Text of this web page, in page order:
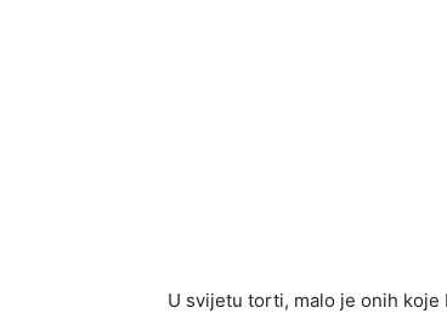
U svijetu torti, malo je onih koje